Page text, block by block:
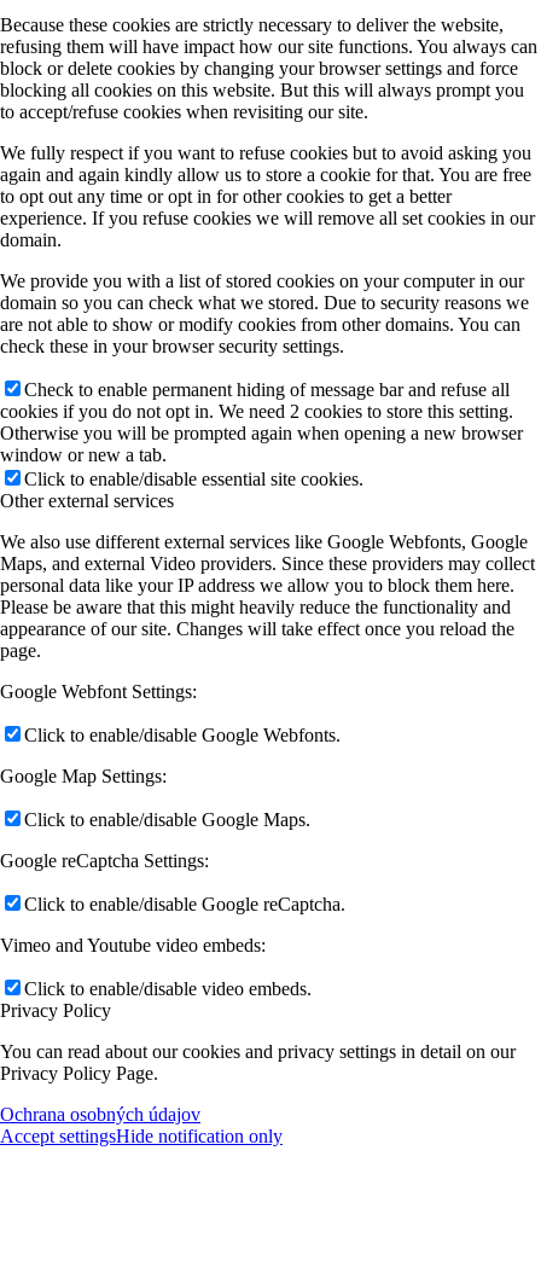
Because these cookies are strictly necessary to deliver the website,
refusing them will have impact how our site functions. You always can
block or delete cookies by changing your browser settings and force
blocking all cookies on this website. But this will always prompt you
to accept/refuse cookies when revisiting our site.
We fully respect if you want to refuse cookies but to avoid asking you
again and again kindly allow us to store a cookie for that. You are free
to opt out any time or opt in for other cookies to get a better
experience. If you refuse cookies we will remove all set cookies in our
domain.
We provide you with a list of stored cookies on your computer in our
domain so you can check what we stored. Due to security reasons we
are not able to show or modify cookies from other domains. You can
check these in your browser security settings.
Check to enable permanent hiding of message bar and refuse all
cookies if you do not opt in. We need 2 cookies to store this setting.
Otherwise you will be prompted again when opening a new browser
window or new a tab.
Click to enable/disable essential site cookies.
Other external services
We also use different external services like Google Webfonts, Google
Maps, and external Video providers. Since these providers may collect
personal data like your IP address we allow you to block them here.
Please be aware that this might heavily reduce the functionality and
appearance of our site. Changes will take effect once you reload the
page.
Google Webfont Settings:
Click to enable/disable Google Webfonts.
Google Map Settings:
Click to enable/disable Google Maps.
Google reCaptcha Settings:
Click to enable/disable Google reCaptcha.
Vimeo and Youtube video embeds:
Click to enable/disable video embeds.
Privacy Policy
You can read about our cookies and privacy settings in detail on our
Privacy Policy Page.
Ochrana osobných údajov
Accept settingsHide notification only